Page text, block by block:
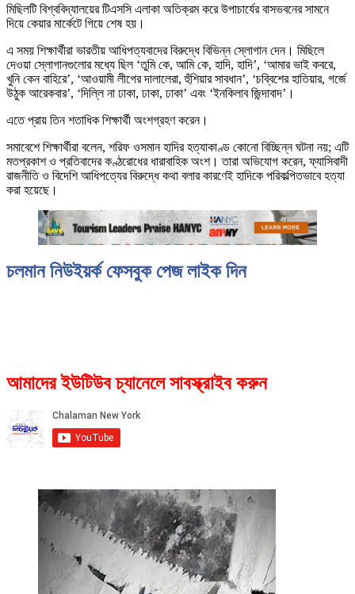
মিছিলটি বিশ্ববিদ্যালয়ের টিএসসি এলাকা অতিক্রম করে উপাচার্যের বাসভবনের সামনে
দিয়ে কেয়ার মার্কেটে গিয়ে শেষ হয়।
এ সময় শিক্ষার্থীরা ভারতীয় আধিপত্যবাদের বিরুদ্ধে বিভিন্ন স্লোগান দেন। মিছিলে
দেওয়া স্লোগানগুলোর মধ্যে ছিল ‘তুমি কে, আমি কে, হাদি, হাদি’, ‘আমার ভাই কবরে,
খুনি কেন বাহিরে’, ‘আওয়ামী লীগের দালালেরা, হুঁশিয়ার সাবধান’, ‘চব্বিশের হাতিয়ার, গর্জে
উঠুক আরেকবার’, ‘দিল্লি না ঢাকা, ঢাকা, ঢাকা’ এবং ‘ইনকিলাব জিন্দাবাদ’।
এতে প্রায় তিন শতাধিক শিক্ষার্থী অংশগ্রহণ করেন।
সমাবেশে শিক্ষার্থীরা বলেন, শরিফ ওসমান হাদির হত্যাকাণ্ড কোনো বিচ্ছিন্ন ঘটনা নয়; এটি
মতপ্রকাশ ও প্রতিবাদের কণ্ঠরোধের ধারাবাহিক অংশ। তারা অভিযোগ করেন, ফ্যাসিবাদী
রাজনীতি ও বিদেশি আধিপত্যের বিরুদ্ধে কথা বলার কারণেই হাদিকে পরিকল্পিতভাবে হত্যা
করা হয়েছে।
চলমান নিউইয়র্ক ফেসবুক পেজ লাইক দিন
আমাদের ইউটিউব চ্যানেলে সাবস্ক্রাইব করুন